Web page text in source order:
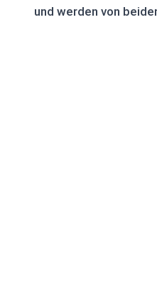
und werden von